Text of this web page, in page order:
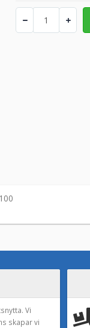
Vi
skapar vi